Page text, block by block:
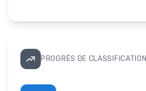
PROGRÈS DE CLASSIFICATION